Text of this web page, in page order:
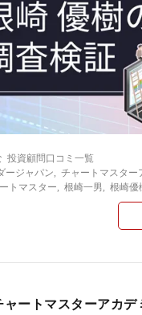
投資顧問口コミ一覧
ージャパン ,チャートマスター
トマスター ,根崎一男 ,根崎優
ャートマスターアカデ